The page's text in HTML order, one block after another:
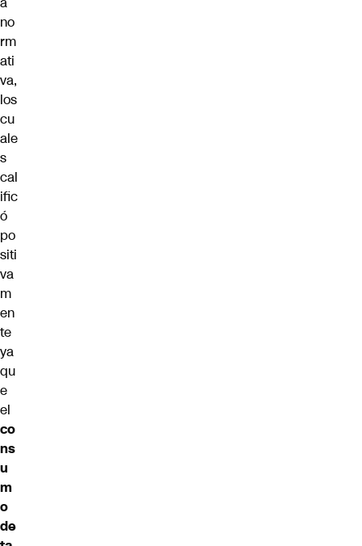
no
rm
ati
va,
los
cu
ale
s
cal
ific
ó
po
siti
va
m
en
te
ya
qu
e
el
co
ns
u
m
o
de